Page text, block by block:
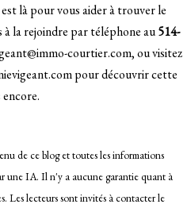
là pour vous aider à trouver le
à la rejoindre par téléphone au514-
courtier.com, ou visitez
pour découvrir cette
de ce blog et toutes les informations
une IA. Il n'y a aucune garantie quant à
Les lecteurs sont invités à contacter le